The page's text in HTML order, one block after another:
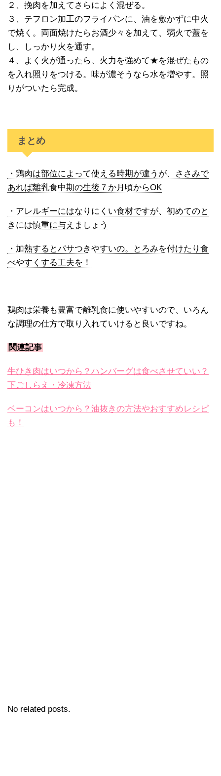
２、挽肉を加えてさらによく混ぜる。
３、テフロン加工のフライパンに、油を敷かずに中火
で焼く。両面焼けたらお酒少々を加えて、弱火で蓋を
し、しっかり火を通す。
４、よく火が通ったら、火力を強めて★を混ぜたもの
を入れ照りをつける。味が濃そうなら水を増やす。照
りがついたら完成。
まとめ
・鶏肉は部位によって使える時期が違うが、ささみで
あれば離乳食中期の生後７か月頃からOK
・アレルギーにはなりにくい食材ですが、初めてのと
きには慎重に与えましょう
・加熱するとパサつきやすいの。とろみを付けたり食
べやすくする工夫を！
鶏肉は栄養も豊富で離乳食に使いやすいので、いろん
な調理の仕方で取り入れていけると良いですね。
関連記事
牛ひき肉はいつから？ハンバーグは食べさせていい？
下ごしらえ・冷凍方法
ベーコンはいつから？油抜きの方法やおすすめレシピ
も！
No related posts.